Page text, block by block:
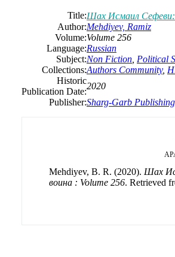
Title:Шах Исмаил Сефеви:
Author:Mehdiyev, Ramiz
Volume:Volume 256
Language:Russian
Subject:Non Fiction Political
Collections:Authors Community,
Historic
Publication Date:
2020
Publisher:Sharg-Garb
Mehdiyev, B. R. (2020). Шах
воина : Volume 256. Retrieved